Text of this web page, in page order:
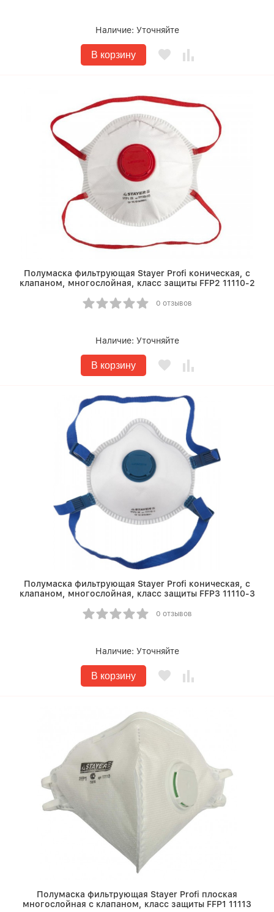
Наличие: Уточняйте
В корзину
Полумаска фильтрующая Stayer Profi коническая, с
клапаном, многослойная, класс защиты FFP2 11110-2
0 отзывов
Наличие: Уточняйте
В корзину
Полумаска фильтрующая Stayer Profi коническая, с
клапаном, многослойная, класс защиты FFP3 11110-3
0 отзывов
Наличие: Уточняйте
В корзину
Полумаска фильтрующая Stayer Profi плоская
многослойная с клапаном, класс защиты FFP1 11113